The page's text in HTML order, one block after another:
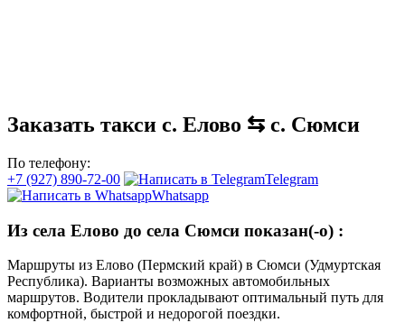
Заказать такси с. Елово ⇆ с. Сюмси
По телефону:
+7 (927) 890-72-00
Telegram
Whatsapp
Из села Елово до села Сюмси показан(-о) :
Маршруты из Елово (Пермский край) в Сюмси (Удмуртская
Республика). Варианты возможных автомобильных
маршрутов. Водители прокладывают оптимальный путь для
комфортной, быстрой и недорогой поездки.